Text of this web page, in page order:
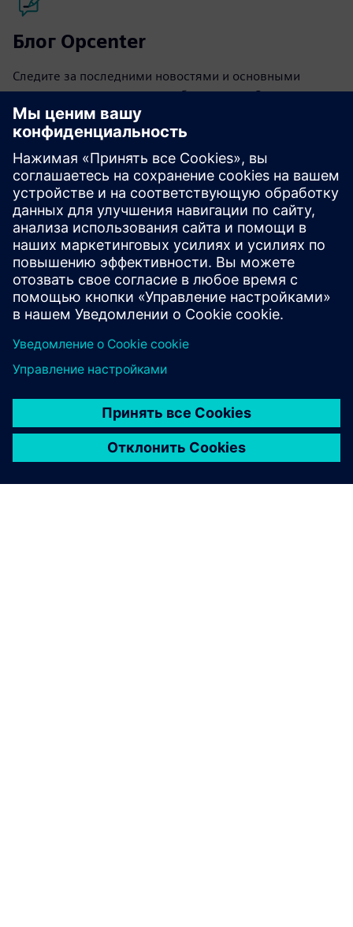
Блог Opcenter
Следите за последними новостями и основными
моментами программного обеспечения Opcenter в
нашем блоге.
Сообщество Opcenter
Присоединяйтесь к обсуждению или получите ответы
на все вопросы по программному обеспечению
Opcenter.
Посетите сообщество